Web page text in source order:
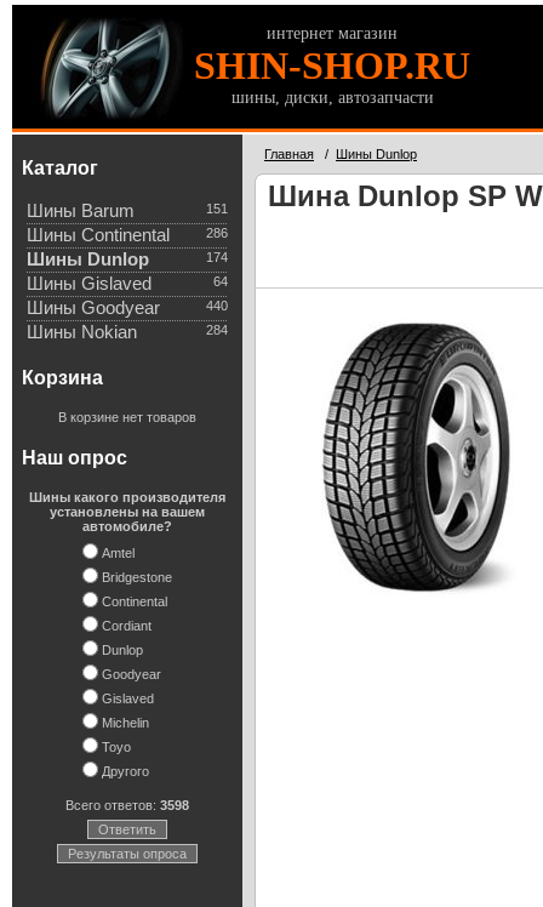
интернет магазин
SHIN-SHOP.RU
шины, диски, автозапчасти
Каталог
151
Шины Barum
286
Шины Continental
174
Шины Dunlop
64
Шины Gislaved
440
Шины Goodyear
284
Шины Nokian
Корзина
В корзине нет товаров
Наш опрос
Шины какого производителя
установлены на вашем
автомобиле?
Amtel
Bridgestone
Continental
Cordiant
Dunlop
Goodyear
Gislaved
Michelin
Toyo
Другого
Всего ответов: 3598
Ответить
Результаты опроса
Главная / Шины Dunlop
Шина Dunlop SP